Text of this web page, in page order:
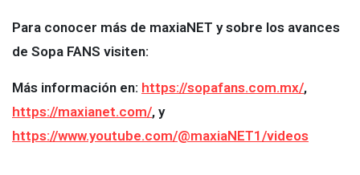
Para conocer más de maxiaNET y sobre los avances
de Sopa FANS visiten:
Más información en: https://sopafans.com.mx/,
https://maxianet.com/, y
https://www.youtube.com/@maxiaNET1/videos